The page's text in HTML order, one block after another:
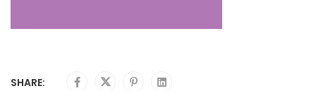
SHARE: